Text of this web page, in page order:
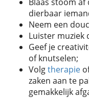
dierbaar
Neem een
Luister muziek
Geef je
of knutselen;
Volgtherapie
zaken aan te
gemakkelijk